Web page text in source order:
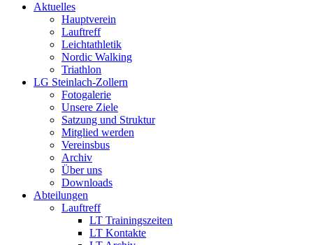
Aktuelles
Hauptverein
Lauftreff
Leichtathletik
Nordic Walking
Triathlon
LG Steinlach-Zollern
Fotogalerie
Unsere Ziele
Satzung und Struktur
Mitglied werden
Vereinsbus
Archiv
Über uns
Downloads
Abteilungen
Lauftreff
LT Trainingszeiten
LT Kontakte